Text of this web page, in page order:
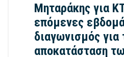
Μηταράκης για
επόμενες
διαγωνισμός για
αποκατάσταση